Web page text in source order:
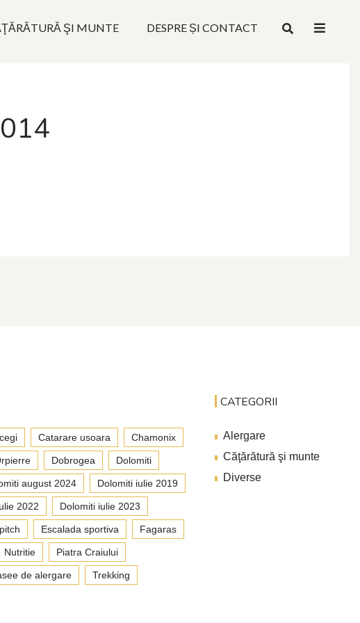
ŞI MUNTE DESPRE ȘI CONTACT
Catarare usoara Chamonix
Dobrogea Dolomiti
august 2024 Dolomiti iulie 2019
2022 Dolomiti iulie 2023
Escalada sportiva Fagaras
Nutritie Piatra Craiului
de alergare Trekking
CATEGORII
Alergare
Căţărătură şi munte
Diverse